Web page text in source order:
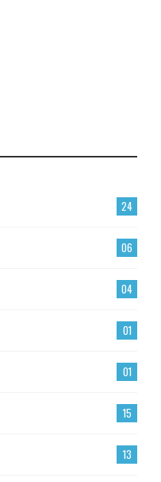
24
06
04
01
01
15
13